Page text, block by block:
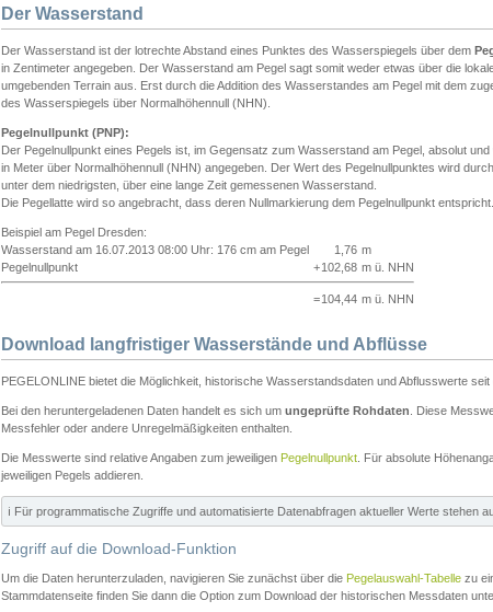
Der Wasserstand
Der Wasserstand ist der lotrechte Abstand eines Punktes des Wasserspiegels über dem
in Zentimeter angegeben. Der Wasserstand am Pegel sagt somit weder etwas über die
umgebenden Terrain aus. Erst durch die Addition des Wasserstandes am Pegel mit dem
des Wasserspiegels über Normalhöhennull (NHN).
Pegelnullpunkt (PNP):
Der Pegelnullpunkt eines Pegels ist, im Gegensatz zum Wasserstand am Pegel, absolut
in Meter über Normalhöhennull (NHN) angegeben. Der Wert des Pegelnullpunktes wird
unter dem niedrigsten, über eine lange Zeit gemessenen Wasserstand.
Die Pegellatte wird so angebracht, dass deren Nullmarkierung dem Pegelnullpunkt entspricht.
Beispiel am Pegel Dresden:
Wasserstand am 16.07.2013 08:00 Uhr: 176 cm am Pegel
1,76 m
Pegelnullpunkt
+102,68 m ü. NHN
=104,44 m ü. NHN
Download langfristiger Wasserstände und Abflüsse
PEGELONLINE bietet die Möglichkeit, historische Wasserstandsdaten und Abflusswerte
Bei den heruntergeladenen Daten handelt es sich um ungeprüfte Rohdaten . Diese
Messfehler oder andere Unregelmäßigkeiten enthalten.
Die Messwerte sind relative Angaben zum jeweiligen Pegelnullpunkt . Für absolute
jeweiligen Pegels addieren.
ℹ️ Für programmatische Zugriffe und automatisierte Datenabfragen aktueller Werte stehen
Zugriff auf die Download-Funktion
Um die Daten herunterzuladen, navigieren Sie zunächst über die Pegelauswahl-Tabelle zu
Stammdatenseite finden Sie dann die Option zum Download der historischen Messdaten